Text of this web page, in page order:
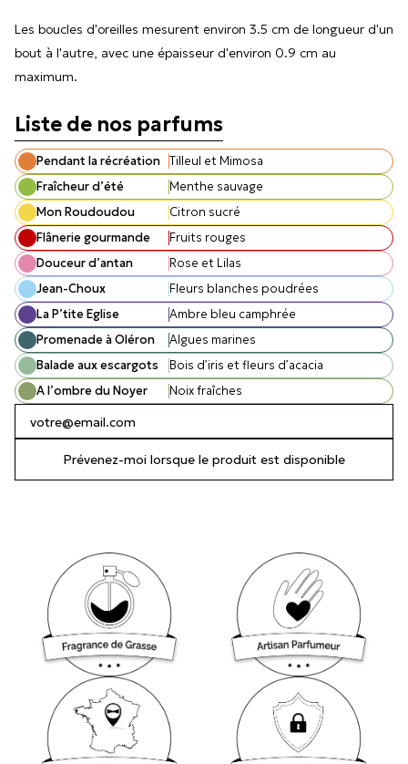
Les boucles d'oreilles mesurent environ 3.5 cm de longueur d'un
bout à l'autre, avec une épaisseur d'environ 0.9 cm au
maximum.
Prévenez-moi lorsque le produit est disponible
Liste de nos parfums
Pendant la récréation Tilleul et Mimosa
Fraîcheur d’été
Menthe sauvage
Mon Roudoudou
Citron sucré
Flânerie gourmande
Fruits rouges
Douceur d’antan
Rose et Lilas
Jean-Choux
Fleurs blanches poudrées
La P’tite Eglise
Ambre bleu camphrée
Promenade à Oléron
Algues marines
Balade aux escargots
Bois d’iris et fleurs d’acacia
A l’ombre du Noyer
Noix fraîches